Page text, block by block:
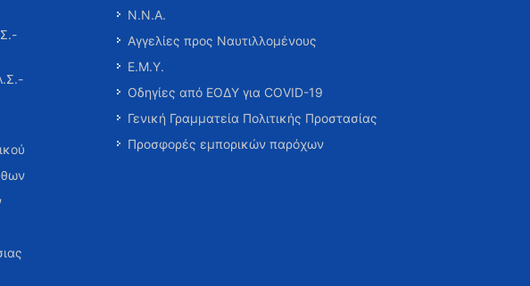
Ν.Ν.Α.
Αγγελίες προς Ναυτιλλομένους
Ε.Μ.Υ.
Οδηγίες από ΕΟΔΥ για COVID-19
Γενική Γραμματεία Πολιτικής Προστασίας
Προσφορές εμπορικών παρόχων